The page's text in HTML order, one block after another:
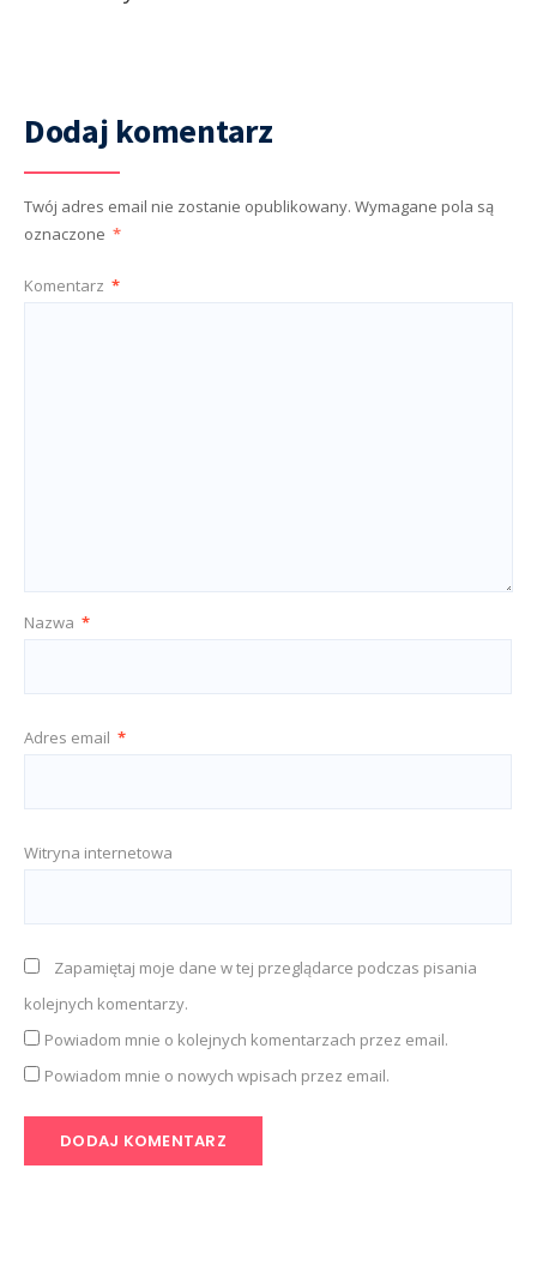
Dodaj komentarz
Twój adres email nie zostanie opublikowany. Wymagane pola są
oznaczone *
Komentarz *
Nazwa *
Adres email *
Witryna internetowa
Zapamiętaj moje dane w tej przeglądarce podczas pisania
kolejnych komentarzy.
Powiadom mnie o kolejnych komentarzach przez email.
Powiadom mnie o nowych wpisach przez email.